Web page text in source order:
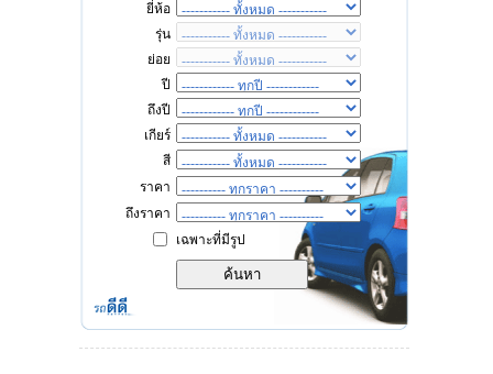
ยี่ห้อ
รุ่น
ย่อย
ปี
ถึงปี
เกียร์
สี
ราคา
ถึงราคา
เฉพาะที่มีรูป